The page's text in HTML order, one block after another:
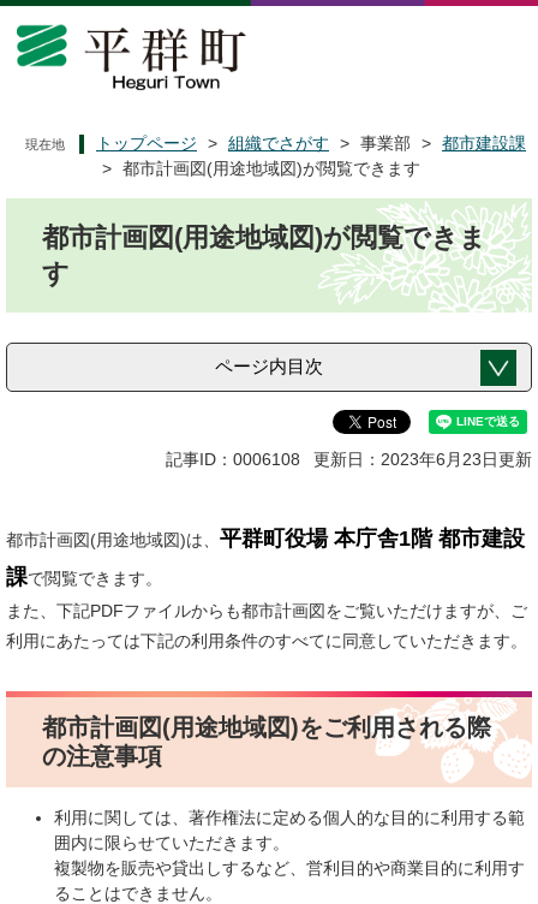
ペ
メ
現在地 トップページ > 組織でさがす > 事業部 > 都市建設課
> 都市計画図(用途地域図)が閲覧できます
都市計画図(用途地域図)が閲覧できま
す
ページ内目次
記事ID：0006108 更新日：2023年6月23日更新
都市計画図(用途地域図)は、 平群町役場 本庁舎1階 都市建設
課で閲覧できます。
また、下記PDFファイルからも都市計画図をご覧いただけますが、ご
利用にあたっては下記の利用条件のすべてに同意していただきます。
都市計画図(用途地域図)をご利用される際
の注意事項
利用に関しては、著作権法に定める個人的な目的に利用する範
囲内に限らせていただきます。
複製物を販売や貸出しするなど、営利目的や商業目的に利用す
ることはできません。